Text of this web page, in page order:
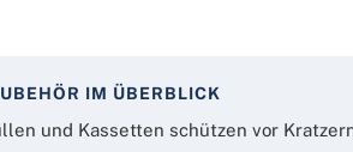
IM ÜBERBLICK
und Kassetten schützen vor